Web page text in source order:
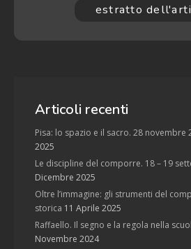
estratto
Articoli recenti
Pisa: lo spazio e il sacro. 28 novembre
2025
Le discipline del comporre. 18 – 19
Dicembre 2025
Oltre l’immagine: gli strumenti del
storica 11 Aprile 2025
Raffaello. Il segno e la regola nella
Novembre 2024